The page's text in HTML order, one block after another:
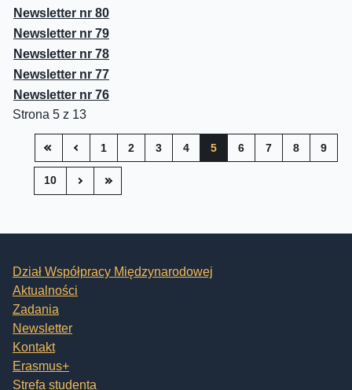
Newsletter nr 80
Newsletter nr 79
Newsletter nr 78
Newsletter nr 77
Newsletter nr 76
Strona 5 z 13
1 2 3 4 5 6 7 8 9
10
Dział Współpracy Międzynarodowej
Aktualności
Zadania
Newsletter
Kontakt
Erasmus+
Strefa studenta